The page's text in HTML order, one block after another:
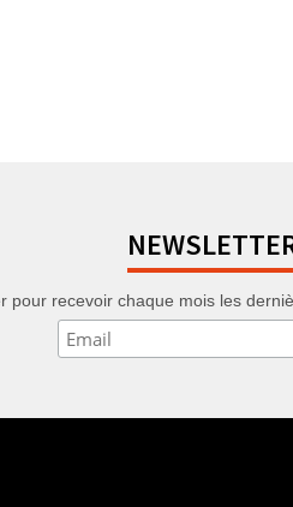
pour recevoir chaque mois les